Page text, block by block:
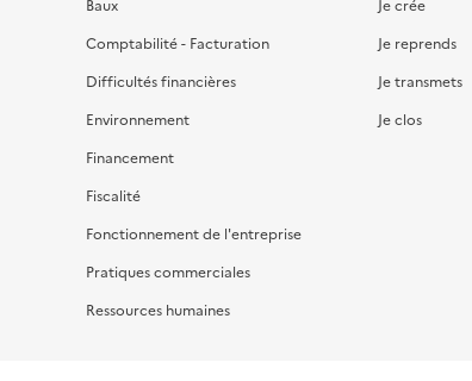
Baux
Comptabilité - Facturation
Difficultés financières
Environnement
Financement
Fiscalité
Fonctionnement de l'entreprise
Pratiques commerciales
Ressources humaines
Je crée
Je reprends
Je transmets
Je clos